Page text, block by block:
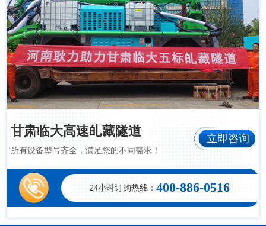
甘肃临大高速癿藏隧道
所有设备型号齐全，满足您的不同需求！
立即咨询
24小时订购热线：400-886-0516